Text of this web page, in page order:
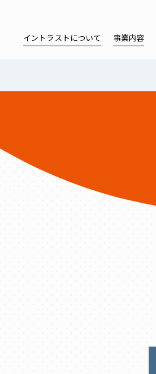
イントラストについて 事業内容